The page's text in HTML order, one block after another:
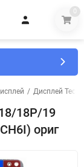
0
/ Дисплей Tecno
18P/19
ориг